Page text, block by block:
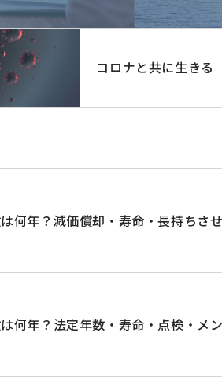
コロナと共に生きる
何年？減価償却・寿命・長持ちさ
何年？法定年数・寿命・点検・メ